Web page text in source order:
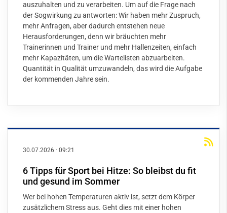
auszuhalten und zu verarbeiten. Um auf die Frage nach
der Sogwirkung zu antworten: Wir haben mehr Zuspruch,
mehr Anfragen, aber dadurch entstehen neue
Herausforderungen, denn wir bräuchten mehr
Trainerinnen und Trainer und mehr Hallenzeiten, einfach
mehr Kapazitäten, um die Wartelisten abzuarbeiten.
Quantität in Qualität umzuwandeln, das wird die Aufgabe
der kommenden Jahre sein.
30.07.2026 · 09:21
6 Tipps für Sport bei Hitze: So bleibst du fit
und gesund im Sommer
Wer bei hohen Temperaturen aktiv ist, setzt dem Körper
zusätzlichem Stress aus. Geht dies mit einer hohen